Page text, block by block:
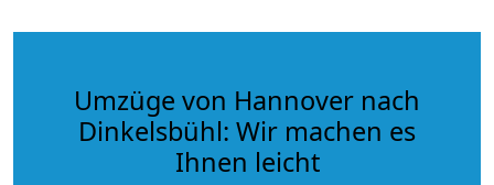
Umzüge von Hannover nach
Dinkelsbühl: Wir machen es
Ihnen leicht